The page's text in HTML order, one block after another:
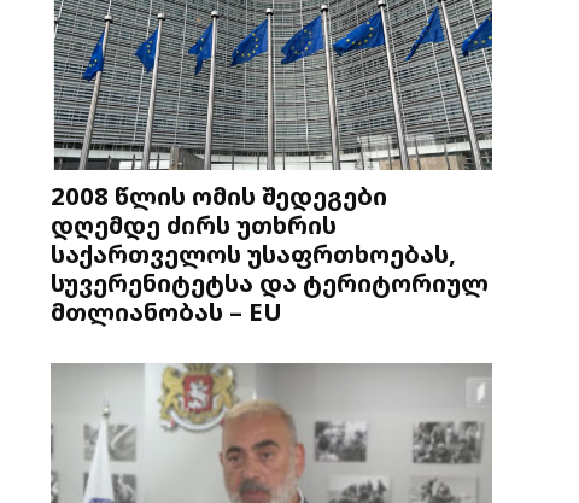
2008 წლის ომის შედეგები
დღემდე ძირს უთხრის
საქართველოს უსაფრთხოებას,
სუვერენიტეტსა და ტერიტორიულ
მთლიანობას – EU